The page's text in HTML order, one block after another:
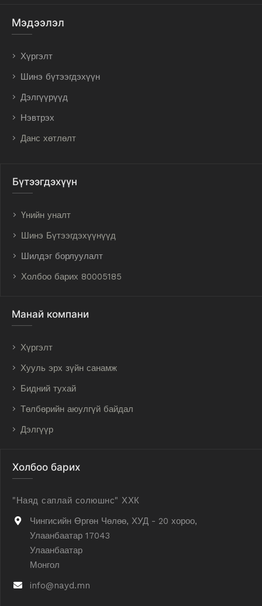
Мэдээлэл
Хүргэлт
Шинэ бүтээгдэхүүн
Дэлгүүрүүд
Нэвтрэх
Данс хөтлөлт
Бүтээгдэхүүн
Үнийн уналт
Шинэ Бүтээгдэхүүнүүд
Шилдэг борлуулалт
Холбоо барих 80005185
Манай компани
Хүргэлт
Хууль эрх зүйн санамж
Бидний тухай
Төлбөрийн аюулгүй байдал
Дэлгүүр
Холбоо барих
"Наяд саплай солюшнс" ХХК
Чингисийн Өргөн Чөлөө, ХУД - 20 хороо,
Улаанбаатар 17043
Улаанбаатар
Монгол
info@nayd.mn